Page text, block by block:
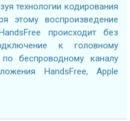
технологии кодирования
этому воспроизведение
происходит без
к головному
по беспроводному каналу
HandsFree, Apple